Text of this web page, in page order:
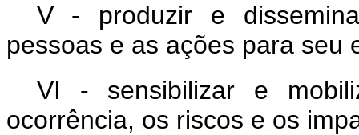
V - produzir e
pessoas e as ações para seu
VI - sensibilizar e
ocorrência, os riscos e os